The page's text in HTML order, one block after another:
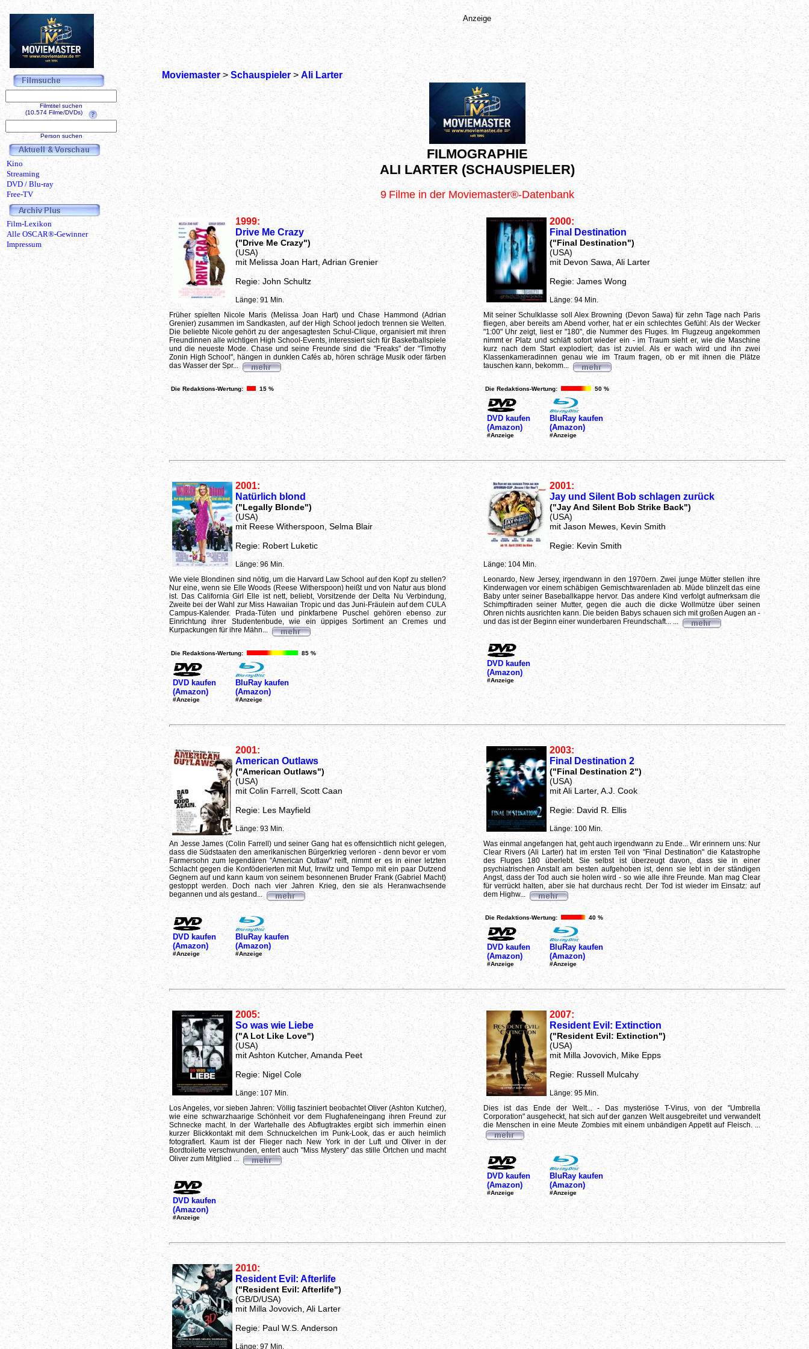
Moviemaster> Schauspieler> Ali Larter
FILMOGRAPHIE
ALI LARTER (SCHAUSPIELER)
9 Filme in der Moviemaster®-Datenbank
1999:
Drive Me Crazy
("Drive Me Crazy")
(USA)
mit Melissa Joan Hart, Adrian Grenier
Regie: John Schultz
Länge: 91 Min.
Früher spielten Nicole Maris (Melissa Joan Hart) und Chase Hammond (Adrian
Grenier) zusammen im Sandkasten, auf der High School jedoch trennen sie Welten.
Die beliebte Nicole gehört zu der angesagtesten Schul-Clique, organisiert mit ihren
Freundinnen alle wichtigen High School-Events, interessiert sich für Basketballspiele
und die neueste Mode. Chase und seine Freunde sind die "Freaks" der "Timothy
Zonin High School", hängen in dunklen Cafés ab, hören schräge Musik oder färben
das Wasser der Spr...
Die Redaktions-Wertung: 15 %
2000:
Final Destination
("Final Destination")
(USA)
mit Devon Sawa, Ali Larter
Regie: James Wong
Länge: 94 Min.
Mit seiner Schulklasse soll Alex Browning (Devon Sawa) für zehn Tage nach Paris
fliegen, aber bereits am Abend vorher, hat er ein schlechtes Gefühl: Als der Wecker
"1:00" Uhr zeigt, liest er "180", die Nummer des Fluges. Im Flugzeug angekommen
nimmt er Platz und schläft sofort wieder ein - im Traum sieht er, wie die Maschine
kurz nach dem Start explodiert; das ist zuviel. Als er wach wird und ihn zwei
Klassenkameradinnen genau wie im Traum fragen, ob er mit ihnen die Plätze
tauschen kann, bekomm...
Die Redaktions-Wertung: 50 %
DVD kaufen
(Amazon)
#Anzeige
BluRay kaufen
(Amazon)
#Anzeige
2001:
Natürlich blond
("Legally Blonde")
(USA)
mit Reese Witherspoon, Selma Blair
Regie: Robert Luketic
Länge: 96 Min.
Wie viele Blondinen sind nötig, um die Harvard Law School auf den Kopf zu stellen?
Nur eine, wenn sie Elle Woods (Reese Witherspoon) heißt und von Natur aus blond
ist. Das California Girl Elle ist nett, beliebt, Vorsitzende der Delta Nu Verbindung,
Zweite bei der Wahl zur Miss Hawaiian Tropic und das Juni-Fräulein auf dem CULA
Campus-Kalender. Prada-Tüten und pinkfarbene Puschel gehören ebenso zur
Einrichtung ihrer Studentenbude, wie ein üppiges Sortiment an Cremes und
Kurpackungen für ihre Mähn...
Die Redaktions-Wertung: 85 %
DVD kaufen
(Amazon)
#Anzeige
BluRay kaufen
(Amazon)
#Anzeige
2001:
Jay und Silent Bob schlagen zurück
("Jay And Silent Bob Strike Back")
(USA)
mit Jason Mewes, Kevin Smith
Regie: Kevin Smith
Länge: 104 Min.
Leonardo, New Jersey, irgendwann in den 1970ern. Zwei junge Mütter stellen ihre
Kinderwagen vor einem schäbigen Gemischtwarenladen ab. Müde blinzelt das eine
Baby unter seiner Baseballkappe hervor. Das andere Kind verfolgt aufmerksam die
Schimpftiraden seiner Mutter, gegen die auch die dicke Wollmütze über seinen
Ohren nichts ausrichten kann. Die beiden Babys schauen sich mit großen Augen an -
und das ist der Beginn einer wunderbaren Freundschaft... ...
DVD kaufen
(Amazon)
#Anzeige
2001:
American Outlaws
("American Outlaws")
(USA)
mit Colin Farrell, Scott Caan
Regie: Les Mayfield
Länge: 93 Min.
An Jesse James (Colin Farrell) und seiner Gang hat es offensichtlich nicht gelegen,
dass die Südstaaten den amerikanischen Bürgerkrieg verloren - denn bevor er vom
Farmersohn zum legendären "American Outlaw" reift, nimmt er es in einer letzten
Schlacht gegen die Konföderierten mit Mut, Irrwitz und Tempo mit ein paar Dutzend
Gegnern auf und kann kaum von seinem besonnenen Bruder Frank (Gabriel Macht)
gestoppt werden. Doch nach vier Jahren Krieg, den sie als Heranwachsende
begannen und als gestand...
DVD kaufen
(Amazon)
#Anzeige
BluRay kaufen
(Amazon)
#Anzeige
2003:
Final Destination 2
("Final Destination 2")
(USA)
mit Ali Larter, A.J. Cook
Regie: David R. Ellis
Länge: 100 Min.
Was einmal angefangen hat, geht auch irgendwann zu Ende... Wir erinnern uns: Nur
Clear Rivers (Ali Larter) hat im ersten Teil von "Final Destination" die Katastrophe
des Fluges 180 überlebt. Sie selbst ist überzeugt davon, dass sie in einer
psychiatrischen Anstalt am besten aufgehoben ist, denn sie lebt in der ständigen
Angst, dass der Tod auch sie holen wird - so wie alle ihre Freunde. Man mag Clear
für verrückt halten, aber sie hat durchaus recht. Der Tod ist wieder im Einsatz: auf
dem Highw...
Die Redaktions-Wertung: 40 %
DVD kaufen
(Amazon)
#Anzeige
BluRay kaufen
(Amazon)
#Anzeige
2005:
So was wie Liebe
("A Lot Like Love")
(USA)
mit Ashton Kutcher, Amanda Peet
Regie: Nigel Cole
Länge: 107 Min.
Los Angeles, vor sieben Jahren: Völlig fasziniert beobachtet Oliver (Ashton Kutcher),
wie eine schwarzhaarige Schönheit vor dem Flughafeneingang ihren Freund zur
Schnecke macht. In der Wartehalle des Abflugtraktes ergibt sich immerhin einen
kurzer Blickkontakt mit dem Schnuckelchen im Punk-Look, das er auch heimlich
fotografiert. Kaum ist der Flieger nach New York in der Luft und Oliver in der
Bordtoilette verschwunden, entert auch "Miss Mystery" das stille Örtchen und macht
Oliver zum Mitglied ...
DVD kaufen
(Amazon)
#Anzeige
2007:
Resident Evil: Extinction
("Resident Evil: Extinction")
(USA)
mit Milla Jovovich, Mike Epps
Regie: Russell Mulcahy
Länge: 95 Min.
Dies ist das Ende der Welt... - Das mysteriöse T-Virus, von der "Umbrella
Corporation" ausgeheckt, hat sich auf der ganzen Welt ausgebreitet und verwandelt
die Menschen in eine Meute Zombies mit einem unbändigen Appetit auf Fleisch. ...
DVD kaufen
(Amazon)
#Anzeige
BluRay kaufen
(Amazon)
#Anzeige
2010:
Resident Evil: Afterlife
("Resident Evil: Afterlife")
(GB/D/USA)
mit Milla Jovovich, Ali Larter
Regie: Paul W.S. Anderson
Länge: 97 Min.
Anzeige
Filmtitel suchen
(10.574 Filme/DVDs)
Person suchen
Kino
Streaming
DVD / Blu-ray
Free-TV
Film-Lexikon
Alle OSCAR®-Gewinner
Impressum